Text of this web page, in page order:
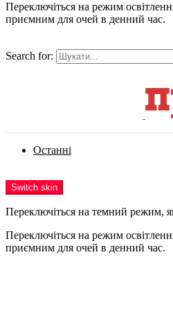
Переключіться на режим
приємним для очей в денний час.
Search for:
Останні
Switch skin
Переключіться на темний режим,
Переключіться на режим
приємним для очей в денний час.